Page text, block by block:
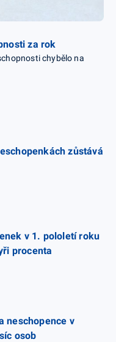
za rok
chybělo na
zůstává
v 1. pololetí roku
procenta
neschopence v
osob